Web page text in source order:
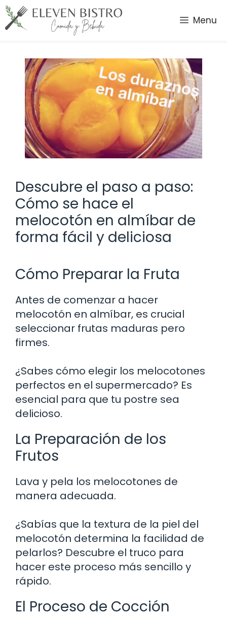
Saltar
al
contenido
Menu
Descubre el paso a paso:
Cómo se hace el
melocotón en almíbar de
forma fácil y deliciosa
Cómo Preparar la Fruta
Antes de comenzar a hacer
melocotón en almíbar, es crucial
seleccionar frutas maduras pero
firmes.
¿Sabes cómo elegir los melocotones
perfectos en el supermercado? Es
esencial para que tu postre sea
delicioso.
La Preparación de los
Frutos
Lava y pela los melocotones de
manera adecuada.
¿Sabías que la textura de la piel del
melocotón determina la facilidad de
pelarlos? Descubre el truco para
hacer este proceso más sencillo y
rápido.
El Proceso de Cocción